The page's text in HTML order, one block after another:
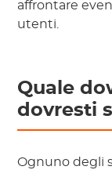
affrontare
utenti.
Quale
dovresti
Ognuno degli